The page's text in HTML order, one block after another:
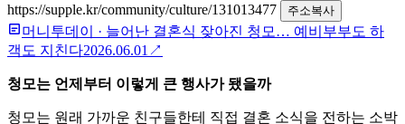
https://supple.kr/community/culture/131013477
주소복사
머니투데이 · 늘어난 결혼식 잦아진 청모… 예비부부도 하
객도 지친다2026.06.01 ↗
청모는 언제부터 이렇게 큰 행사가 됐을까
청모는 원래 가까운 친구들한테 직접 결혼 소식을 전하는 소박